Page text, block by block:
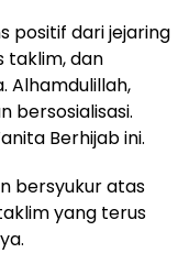
positif dari jejaring
taklim, dan
Alhamdulillah,
bersosialisasi.
Berhijab ini.
bersyukur atas
yang terus